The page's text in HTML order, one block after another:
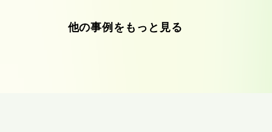
他の事例をもっと見る